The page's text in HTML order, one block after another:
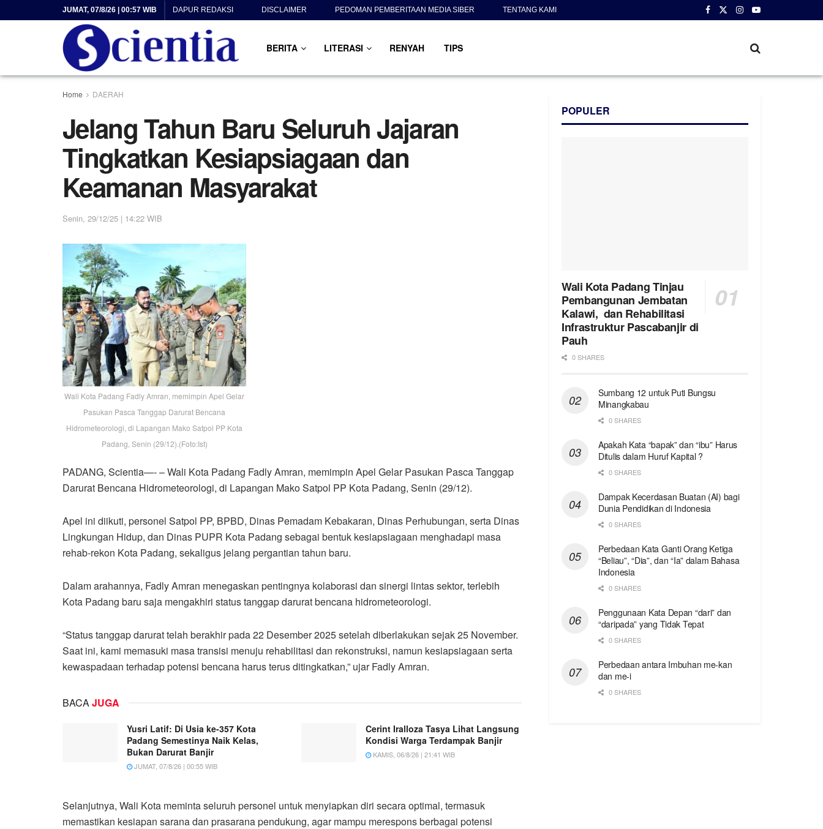
JUMAT, 07/8/26 | 00:57 WIB DAPUR REDAKSI DISCLAIMER PEDOMAN PEMBERITAAN MEDIA SIBER TENTANG KAMI
BERITA LITERASI RENYAH TIPS
Home DAERAH
Jelang Tahun Baru Seluruh Jajaran
Tingkatkan Kesiapsiagaan dan
Keamanan Masyarakat
Senin, 29/12/25 | 14:22 WIB
Wali Kota Padang Fadly Amran, memimpin Apel Gelar
Pasukan Pasca Tanggap Darurat Bencana
Hidrometeorologi, di Lapangan Mako Satpol PP Kota
Padang, Senin (29/12).(Foto:Ist)
PADANG, Scientia—- – Wali Kota Padang Fadly Amran, memimpin Apel Gelar Pasukan Pasca Tanggap
Darurat Bencana Hidrometeorologi, di Lapangan Mako Satpol PP Kota Padang, Senin (29/12).
Apel ini diikuti, personel Satpol PP, BPBD, Dinas Pemadam Kebakaran, Dinas Perhubungan, serta Dinas
Lingkungan Hidup, dan Dinas PUPR Kota Padang sebagai bentuk kesiapsiagaan menghadapi masa
rehab-rekon Kota Padang, sekaligus jelang pergantian tahun baru.
Dalam arahannya, Fadly Amran menegaskan pentingnya kolaborasi dan sinergi lintas sektor, terlebih
Kota Padang baru saja mengakhiri status tanggap darurat bencana hidrometeorologi.
“Status tanggap darurat telah berakhir pada 22 Desember 2025 setelah diberlakukan sejak 25 November.
Saat ini, kami memasuki masa transisi menuju rehabilitasi dan rekonstruksi, namun kesiapsiagaan serta
kewaspadaan terhadap potensi bencana harus terus ditingkatkan,” ujar Fadly Amran.
BACAJUGA
Yusri Latif: Di Usia ke-357 Kota
Padang Semestinya Naik Kelas,
Bukan Darurat Banjir
JUMAT, 07/8/26 | 00:55 WIB
Cerint Iralloza Tasya Lihat Langsung
Kondisi Warga Terdampak Banjir
KAMIS, 06/8/26 | 21:41 WIB
Selanjutnya, Wali Kota meminta seluruh personel untuk menyiapkan diri secara optimal, termasuk
memastikan kesiapan sarana dan prasarana pendukung, agar mampu merespons berbagai potensi
POPULER
Wali Kota Padang Tinjau
Pembangunan Jembatan
Kalawi, dan Rehabilitasi
Infrastruktur Pascabanjir di
Pauh
0 SHARES
Sumbang 12 untuk Puti Bungsu
Minangkabau
0 SHARES
Apakah Kata “bapak” dan “ibu” Harus
Ditulis dalam Huruf Kapital ?
0 SHARES
Dampak Kecerdasan Buatan (AI) bagi
Dunia Pendidikan di Indonesia
0 SHARES
Perbedaan Kata Ganti Orang Ketiga
“Beliau”, “Dia”, dan “Ia” dalam Bahasa
Indonesia
0 SHARES
Penggunaan Kata Depan “dari” dan
“daripada” yang Tidak Tepat
0 SHARES
Perbedaan antara Imbuhan me-kan
dan me-i
0 SHARES